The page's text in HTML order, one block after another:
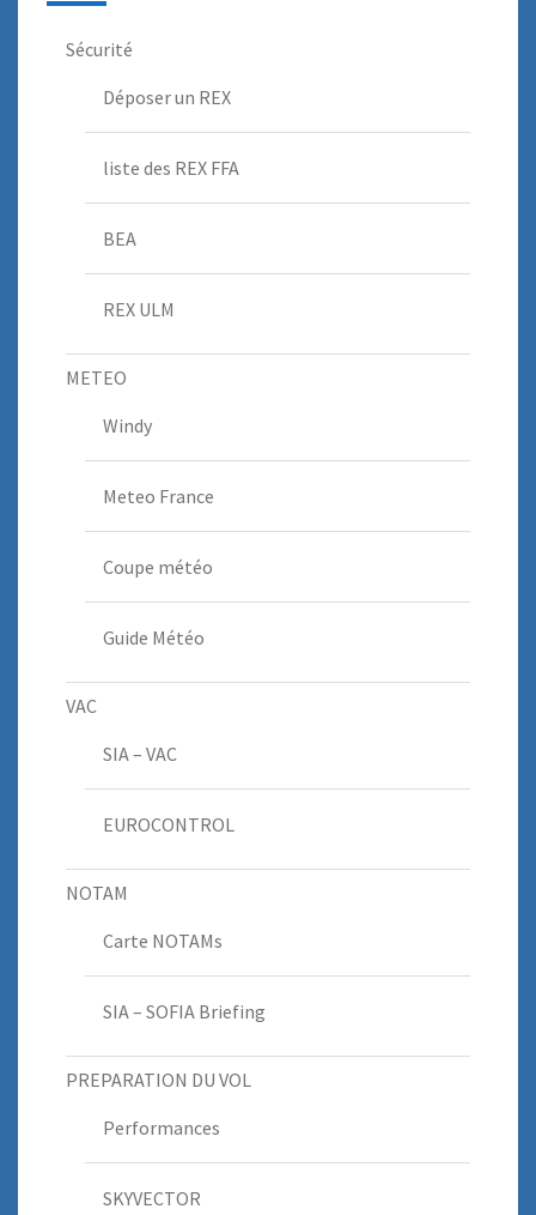
Sécurité
Déposer un REX
liste des REX FFA
BEA
REX ULM
METEO
Windy
Meteo France
Coupe météo
Guide Météo
VAC
SIA – VAC
EUROCONTROL
NOTAM
Carte NOTAMs
SIA – SOFIA Briefing
PREPARATION DU VOL
Performances
SKYVECTOR